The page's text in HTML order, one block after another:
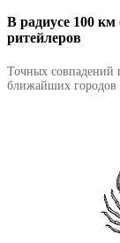
В радиусе 100
ритейлеров
Точных совпадений
ближайших городов